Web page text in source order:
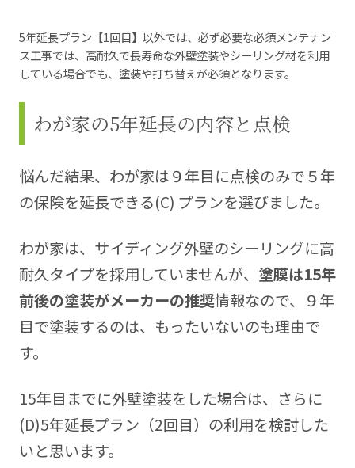
5年延長プラン【1回目】以外では、必ず必要な必須メンテナン
ス工事では、高耐久で長寿命な外壁塗装やシーリング材を利用
している場合でも、塗装や打ち替えが必須となります。
わが家の5年延長の内容と点検
悩んだ結果、わが家は９年目に点検のみで５年
の保険を延長できる(C) プランを選びました。
わが家は、サイディング外壁のシーリングに高
耐久タイプを採用していませんが、 塗膜は15年
前後の塗装がメーカーの推奨情報なので、９年
目で塗装するのは、もったいないのも理由で
す。
15年目までに外壁塗装をした場合は、さらに
(D)5年延長プラン（2回目）の利用を検討した
いと思います。